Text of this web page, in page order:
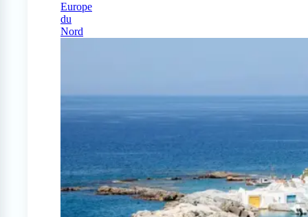
Europe
du
Nord